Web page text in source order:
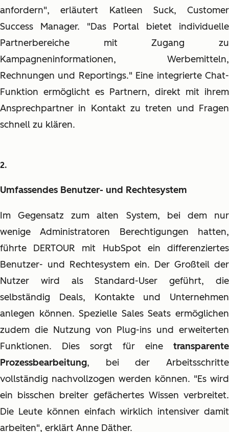
anfordern", erläutert Katleen Suck, Customer
Success Manager. "Das Portal bietet individuelle
Partnerbereiche mit Zugang zu
Kampagneninformationen, Werbemitteln,
Rechnungen und Reportings." Eine integrierte Chat-
Funktion ermöglicht es Partnern, direkt mit ihrem
Ansprechpartner in Kontakt zu treten und Fragen
schnell zu klären.
Umfassendes Benutzer- und Rechtesystem
Im Gegensatz zum alten System, bei dem nur
wenige Administratoren Berechtigungen hatten,
führte DERTOUR mit HubSpot ein differenziertes
Benutzer- und Rechtesystem ein. Der Großteil der
Nutzer wird als Standard-User geführt, die
selbständig Deals, Kontakte und Unternehmen
anlegen können. Spezielle Sales Seats ermöglichen
zudem die Nutzung von Plug-ins und erweiterten
Funktionen. Dies sorgt für eine transparente
Prozessbearbeitung, bei der Arbeitsschritte
vollständig nachvollzogen werden können. "Es wird
ein bisschen breiter gefächertes Wissen verbreitet.
Die Leute können einfach wirklich intensiver damit
arbeiten", erklärt Anne Däther.